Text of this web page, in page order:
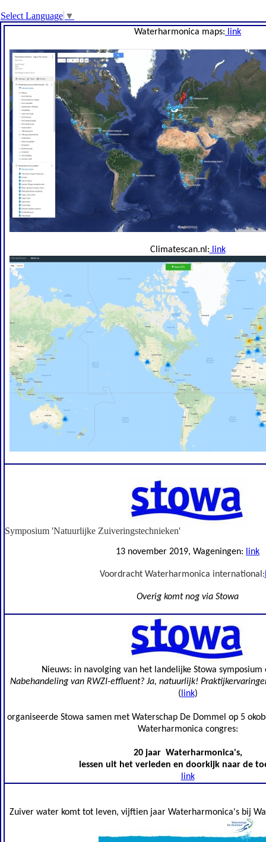
Select Language ▼
Waterharmonica maps: link
Climatescan.nl: link
Symposium 'Natuurlijke Zuiveringstechnieken'
13 november 2019, Wageningen: link
Voordracht Waterharmonica international:
Overig komt nog via Stowa
Nieuws: in navolging van het landelijke Stowa
Nabehandeling van RWZI-effluent? Ja, natuurlijk!
( link)
organiseerde Stowa samen met Waterschap De Dommel op 5
Waterharmonica congres:
20 jaar Waterharmonica's,
lessen uit het verleden en doorkijk naar de
link
Zuiver water komt tot leven, vijftien jaar Waterharmonica's bij